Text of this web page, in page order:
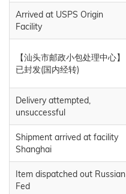
Arrived at USPS Origin
Facility
【汕头市邮政小包处理中心】
已封发(国内经转)
Delivery attempted,
unsuccessful
Shipment arrived at facility
Shanghai
Item dispatched out Russian
Fed